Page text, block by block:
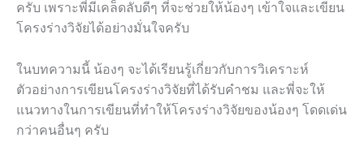
ครับ เพราะพี่มีเคล็ดลับดีๆ ที่จะช่วยให้น้องๆ เข้าใจและเขียน
โครงร่างวิจัยได้อย่างมั่นใจครับ
ในบทความนี้ น้องๆ จะได้เรียนรู้เกี่ยวกับการวิเคราะห์
ตัวอย่างการเขียนโครงร่างวิจัยที่ได้รับคำชม และพี่จะให้
แนวทางในการเขียนที่ทำให้โครงร่างวิจัยของน้องๆ โดดเด่น
กว่าคนอื่นๆ ครับ